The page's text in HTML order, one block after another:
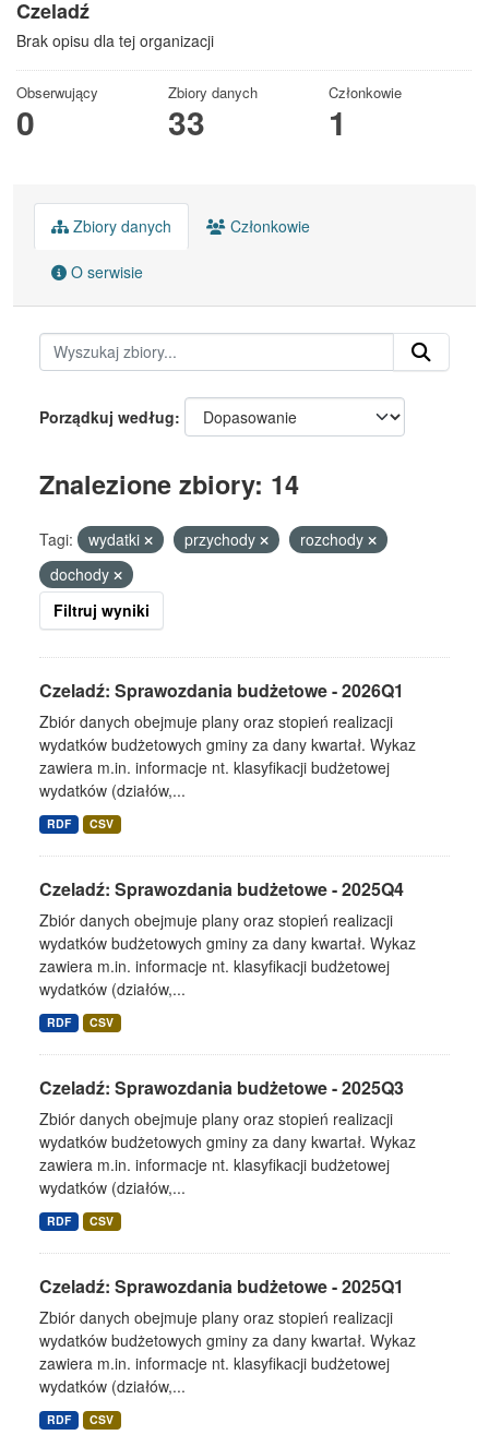
Czeladź
Brak opisu dla tej organizacji
Obserwujący
0
Zbiory danych
33
Członkowie
1
Zbiory danych Członkowie
O serwisie
Porządkuj według
Znalezione zbiory: 14
Tagi: wydatki przychody
rozchody
dochody
Filtruj wyniki
Czeladź: Sprawozdania budżetowe - 2026Q1
Zbiór danych obejmuje plany oraz stopień realizacji
wydatków budżetowych gminy za dany kwartał. Wykaz
zawiera m.in. informacje nt. klasyfikacji budżetowej
wydatków (działów,...
RDF CSV
Czeladź: Sprawozdania budżetowe - 2025Q4
Zbiór danych obejmuje plany oraz stopień realizacji
wydatków budżetowych gminy za dany kwartał. Wykaz
zawiera m.in. informacje nt. klasyfikacji budżetowej
wydatków (działów,...
RDF CSV
Czeladź: Sprawozdania budżetowe - 2025Q3
Zbiór danych obejmuje plany oraz stopień realizacji
wydatków budżetowych gminy za dany kwartał. Wykaz
zawiera m.in. informacje nt. klasyfikacji budżetowej
wydatków (działów,...
RDF CSV
Czeladź: Sprawozdania budżetowe - 2025Q1
Zbiór danych obejmuje plany oraz stopień realizacji
wydatków budżetowych gminy za dany kwartał. Wykaz
zawiera m.in. informacje nt. klasyfikacji budżetowej
wydatków (działów,...
RDF CSV